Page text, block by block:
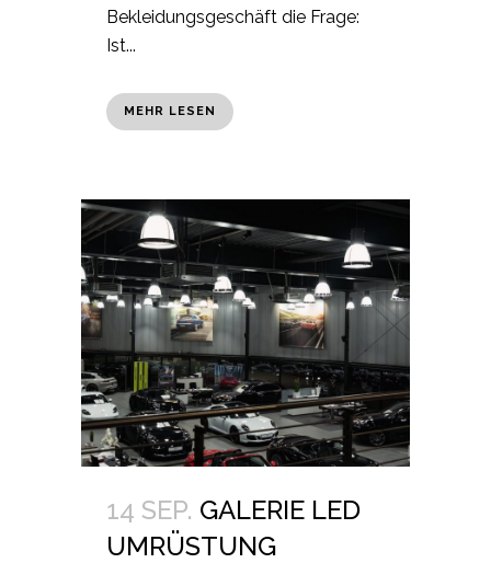
Bekleidungsgeschäft die Frage:
Ist...
MEHR LESEN
14 SEP. GALERIE LED
UMRÜSTUNG